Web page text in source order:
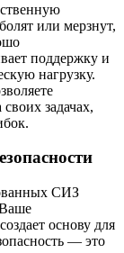
или мерзнут,
поддержку и
нагрузку.
задачах,
СИЗ
основу для
— это